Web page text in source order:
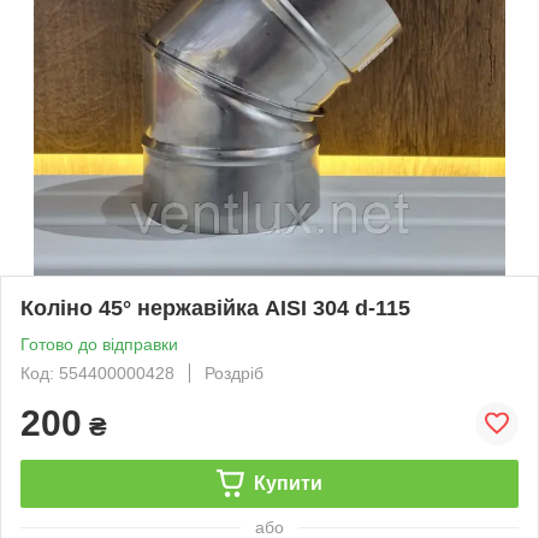
Коліно 45° нержавійка AISI 304 d-115
Готово до відправки
Код: 554400000428
Роздріб
200 ₴
Купити
або